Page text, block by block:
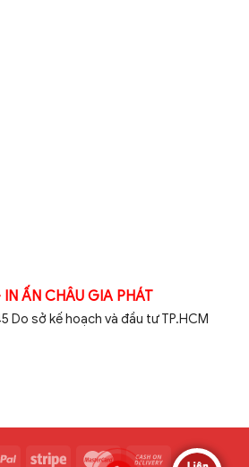
ẤN CHÂU GIA PHÁT
Do sở kế hoạch và đầu tư TP.HCM